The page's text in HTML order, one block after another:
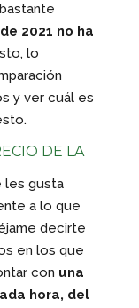
2021 no ha
lo
y ver cuál es
DE LA
les gusta
a lo que
decirte
en los que
con una
hora, del